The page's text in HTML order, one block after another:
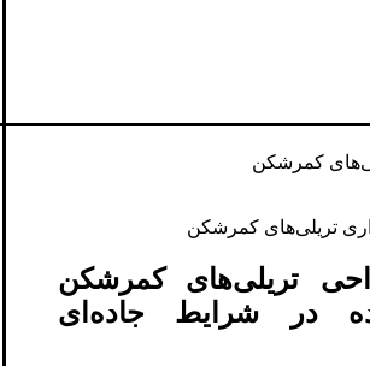
کمرشکن
تریلی‌های کمرشکن
در شرایط جاده‌ای